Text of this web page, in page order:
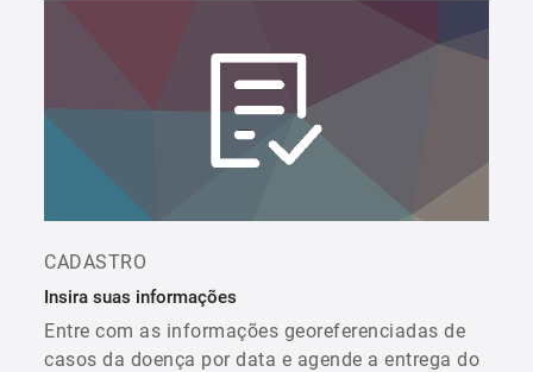
CADASTRO
Insira suas informações
Entre com as informações georeferenciadas de
casos da doença por data e agende a entrega do